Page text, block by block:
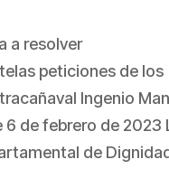
a resolver
peticiones de los
Ingenio
6 de febrero de 2023
de